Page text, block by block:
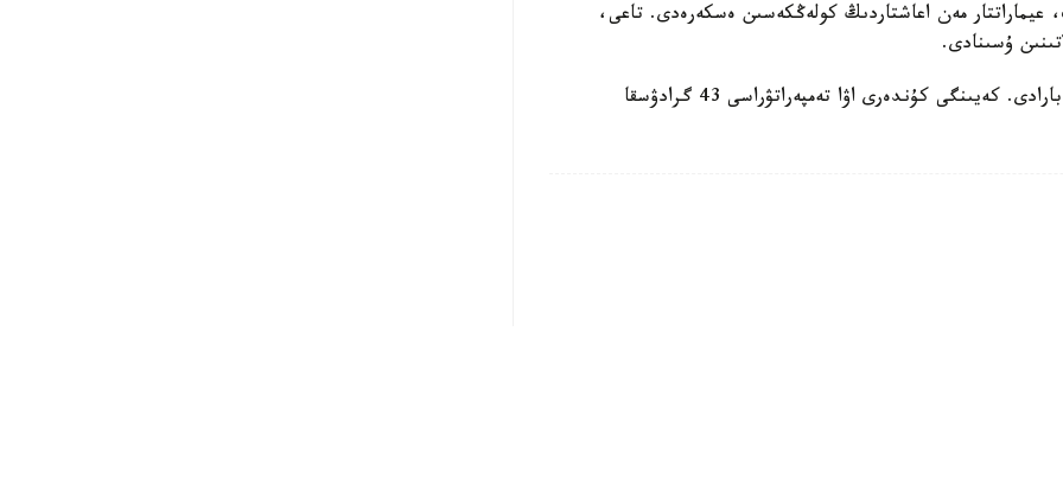
مەن اعاشتاردىڭ كولەڭكەسىن ەسكەرەدى. تاعى،
ۇسىنادى.
ايتا كەتەيىك، ەلدە اپتاپ ىستىق شەكەدەن ءوتىپ بارادى. كەيىنگى كۇندەرى اۋا تەمپەراتۋراسى 43 گرادۋسقا